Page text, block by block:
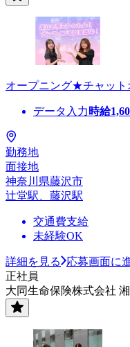
オープニング★チャッ
データ入力 時給
勤務地
面接地
神奈川県藤沢市
辻堂駅、藤沢駅
交通費支給
未経験OK
詳細を見る
応募画面に
正社員
大同生命保険株式会社